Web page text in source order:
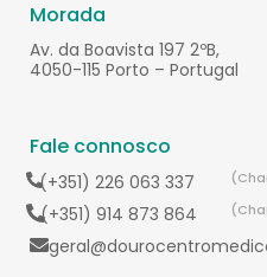
Morada
Av. da Boavista 197 2ºB,
4050-115 Porto – Portugal
Fale connosco
(+351) 226 063 337
(+351) 914 873 864